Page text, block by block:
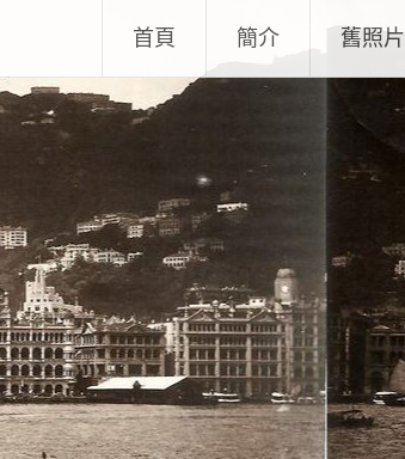
首頁 簡介 舊照片